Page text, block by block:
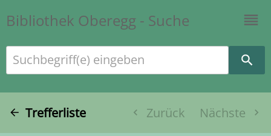
Bibliothek Oberegg - Suche
Suchbegriff(e) eingeben
Trefferliste Zurück Nächste